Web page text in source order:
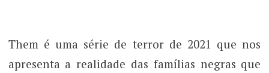
Them é uma série de terror de 2021 que nos
apresenta a realidade das famílias negras que